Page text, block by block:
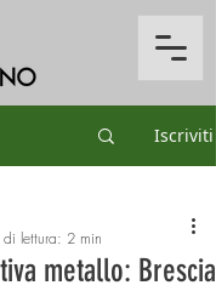
Iscriviti
metallo: Brescia
di lettura: 2 min